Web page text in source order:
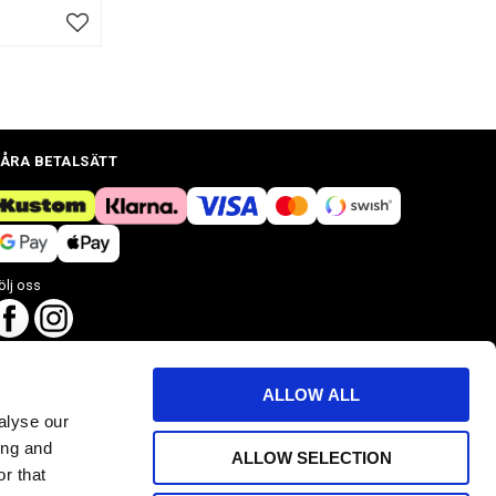
our
and
that
ALLOW ALL
ALLOW SELECTION
Lägg till i favoriter
BETALSÄTT
oss